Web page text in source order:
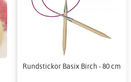
Rundstickor Basix Birch - 80 cm